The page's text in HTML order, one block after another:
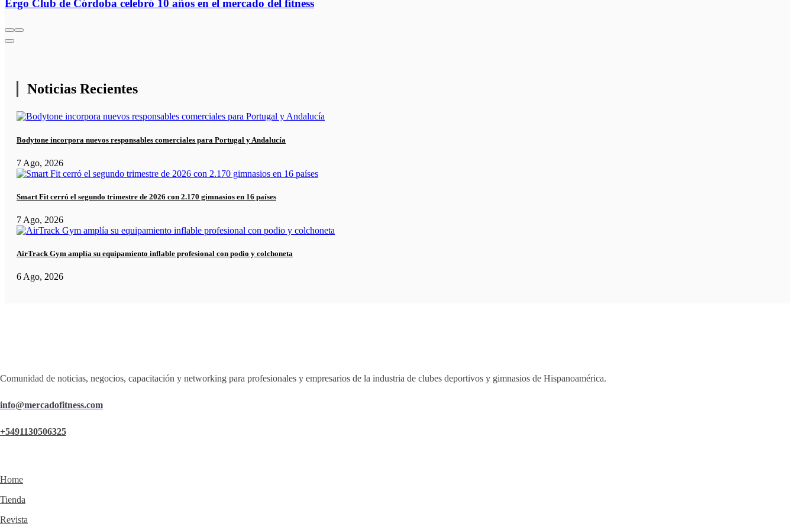
Ergo Club de Córdoba celebró 10 años en el mercado del fitness
Noticias Recientes
Bodytone incorpora nuevos responsables comerciales para Portugal y Andalucía
7 Ago, 2026
Smart Fit cerró el segundo trimestre de 2026 con 2.170 gimnasios en 16 países
7 Ago, 2026
AirTrack Gym amplía su equipamiento inflable profesional con podio y colchoneta
6 Ago, 2026
Comunidad de noticias, negocios, capacitación y networking para profesionales y empresarios de la industria de clubes deportivos y gimnasios de Hispanoamérica.
info@mercadofitness.com
+5491130506325
Home
Tienda
Revista